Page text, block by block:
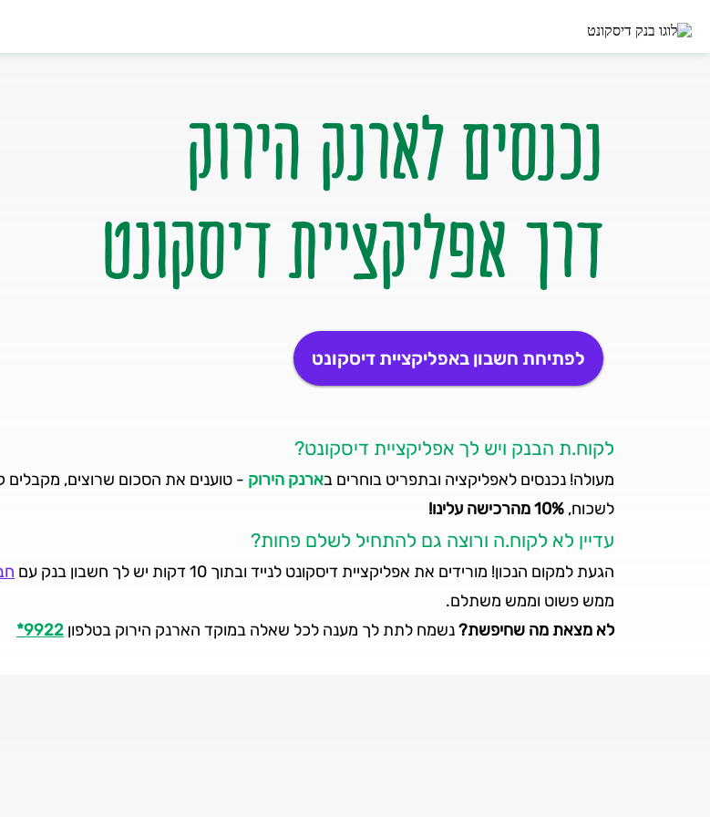
דרך אפליקציית דיסקונט
לפתיחת חשבון באפליקציית דיסקונט
לקוח.ת הבנק ויש לך אפליקציית דיסקונט?
מעולה! נכנסים לאפליקציה ובתפריט בוחרים בארנק הירוק - טוענים את הסכום שרוצים,
לשכוח, 10% מהרכישה עלינו!
עדיין לא לקוח.ה ורוצה גם להתחיל לשלם פחות?
הגעת למקום הנכון! מורידים את אפליקציית דיסקונט לנייד ובתוך 10 דקות יש לך חשבון בנק עם
ממש פשוט וממש משתלם.
לא מצאת מה שחיפשת?נשמח לתת לך מענה לכל שאלה במוקד הארנק הירוק בטלפון 9922
*